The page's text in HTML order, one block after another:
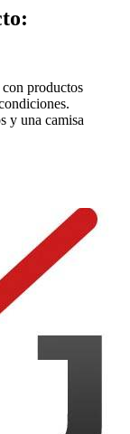
productos
y una camisa